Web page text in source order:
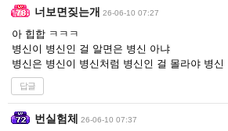
너보면짖는개 26-06-10 07:27
아 힙합 ㅋㅋㅋ
병신이 병신인 걸 알면은 병신 아냐
병신은 병신이 병신처럼 병신인 걸 몰라야 병신
답글
번실험체 26-06-10 07:37